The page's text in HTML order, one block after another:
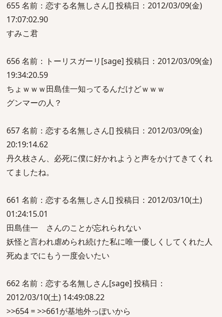
655 名前：恋する名無しさん[] 投稿日：2012/03/09(金)
17:07:02.90
すみこ君
656 名前：トーリスガーリ[sage] 投稿日：2012/03/09(金)
19:34:20.59
ちょｗｗｗ田島佳一知ってるんだけどｗｗｗ
グンマーの人？
657 名前：恋する名無しさん[] 投稿日：2012/03/09(金)
20:19:14.62
丹久枝さん、必死に僕に好かれようと声をかけてきてくれ
てましたね。
661 名前：恋する名無しさん[] 投稿日：2012/03/10(土)
01:24:15.01
田島佳一 さんのことが忘れられない
妖怪と言われ虐められ続けた私に唯一優しくしてくれた人
死ぬまでにもう一度会いたい
662 名前：恋する名無しさん[sage] 投稿日：
2012/03/10(土) 14:49:08.22
>>654 = >>661が基地外っぽいから